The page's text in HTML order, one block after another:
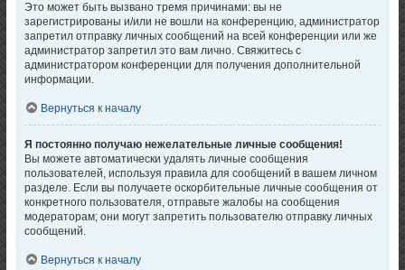
Это может быть вызвано тремя причинами: вы не
зарегистрированы и/или не вошли на конференцию, администратор
запретил отправку личных сообщений на всей конференции или же
администратор запретил это вам лично. Свяжитесь с
администратором конференции для получения дополнительной
информации.
Вернуться к началу
Я постоянно получаю нежелательные личные сообщения!
Вы можете автоматически удалять личные сообщения
пользователей, используя правила для сообщений в вашем личном
разделе. Если вы получаете оскорбительные личные сообщения от
конкретного пользователя, отправьте жалобы на сообщения
модераторам; они могут запретить пользователю отправку личных
сообщений.
Вернуться к началу